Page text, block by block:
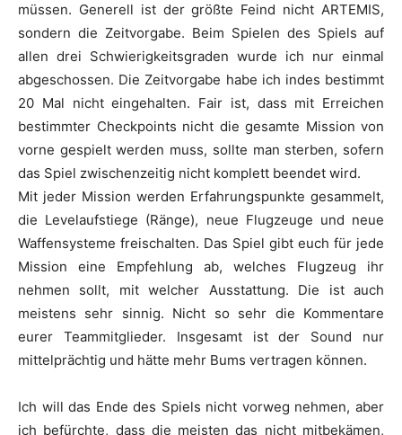
müssen. Generell ist der größte Feind nicht ARTEMIS,
sondern die Zeitvorgabe. Beim Spielen des Spiels auf
allen drei Schwierigkeitsgraden wurde ich nur einmal
abgeschossen. Die Zeitvorgabe habe ich indes bestimmt
20 Mal nicht eingehalten. Fair ist, dass mit Erreichen
bestimmter Checkpoints nicht die gesamte Mission von
vorne gespielt werden muss, sollte man sterben, sofern
das Spiel zwischenzeitig nicht komplett beendet wird.
Mit jeder Mission werden Erfahrungspunkte gesammelt,
die Levelaufstiege (Ränge), neue Flugzeuge und neue
Waffensysteme freischalten. Das Spiel gibt euch für jede
Mission eine Empfehlung ab, welches Flugzeug ihr
nehmen sollt, mit welcher Ausstattung. Die ist auch
meistens sehr sinnig. Nicht so sehr die Kommentare
eurer Teammitglieder. Insgesamt ist der Sound nur
mittelprächtig und hätte mehr Bums vertragen können.
Ich will das Ende des Spiels nicht vorweg nehmen, aber
ich befürchte, dass die meisten das nicht mitbekämen,